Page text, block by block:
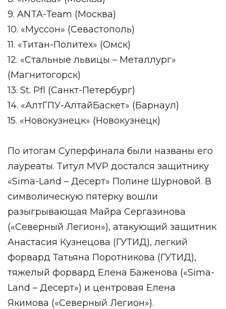
9. ANTA-Team (Москва)
10. «Муссон» (Севастополь)
11. «Титан-Политех» (Омск)
12. «Стальные львицы – Металлург»
(Магнитогорск)
13. St. Pfl (Санкт-Петербург)
14. «АлтГПУ-АлтайБаскет» (Барнаул)
15. «Новокузнецк» (Новокузнецк)
По итогам Суперфинала были названы его
лауреаты. Титул MVP достался защитнику
«Sima-Land – Десерт» Полине Шурновой. В
символическую пятерку вошли
разыгрывающая Майра Сергазинова
(«Северный Легион»), атакующий защитник
Анастасия Кузнецова (ГУТИД), легкий
форвард Татьяна Поротникова (ГУТИД),
тяжелый форвард Елена Баженова («Sima-
Land – Десерт») и центровая Елена
Якимова («Северный Легион»).